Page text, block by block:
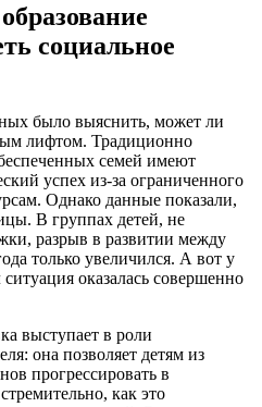
социальное
было выяснить, может ли
лифтом. Традиционно
семей имеют
успех из-за ограниченного
Однако данные показали,
В группах детей, не
разрыв в развитии между
только увеличился. А вот у
оказалась совершенно
выступает в роли
она позволяет детям из
прогрессировать в
как это